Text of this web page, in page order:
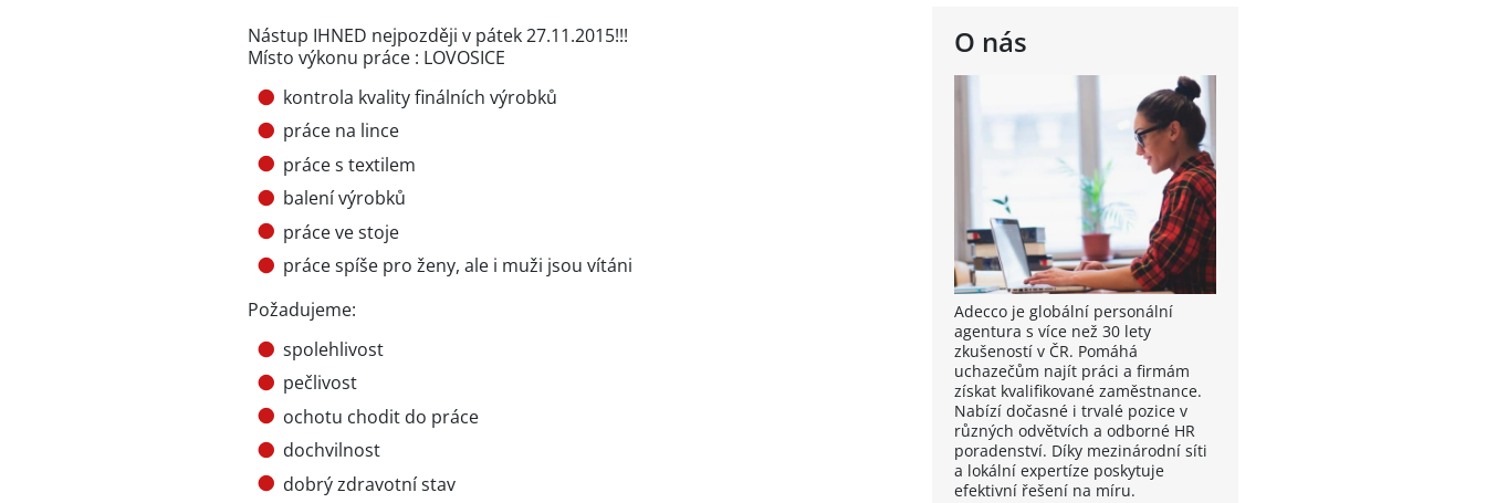
O nás
Adecco je globální personální
agentura s více než 30 lety
zkušeností v ČR. Pomáhá
uchazečům najít práci a firmám
získat kvalifikované zaměstnance.
Nabízí dočasné i trvalé pozice v
různých odvětvích a odborné HR
poradenství. Díky mezinárodní síti
a lokální expertíze poskytuje
efektivní řešení na míru.
Nástup IHNED nejpozději v pátek 27.11.2015!!!
Místo výkonu práce : LOVOSICE
kontrola kvality finálních výrobků
práce na lince
práce s textilem
balení výrobků
práce ve stoje
práce spíše pro ženy, ale i muži jsou vítáni
Požadujeme:
spolehlivost
pečlivost
ochotu chodit do práce
dochvilnost
dobrý zdravotní stav